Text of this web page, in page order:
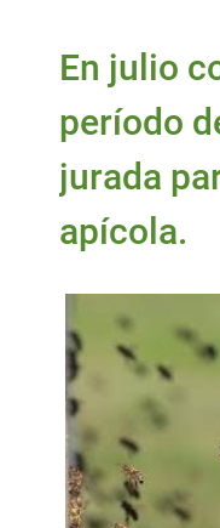
En julio
período
jurada
apícola.